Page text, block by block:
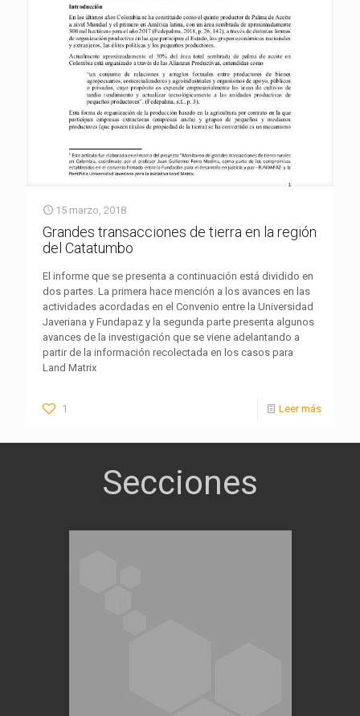
15 marzo, 2018
Grandes transacciones de tierra en la región
del Catatumbo
El informe que se presenta a continuación está dividido en
dos partes. La primera hace mención a los avances en las
actividades acordadas en el Convenio entre la Universidad
Javeriana y Fundapaz y la segunda parte presenta algunos
avances de la investigación que se viene adelantando a
partir de la información recolectada en los casos para
Land Matrix
1 Leer más